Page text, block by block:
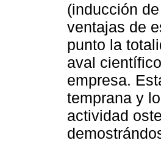
(inducción
ventajas de
punto la
aval
empresa.
temprana y
actividad